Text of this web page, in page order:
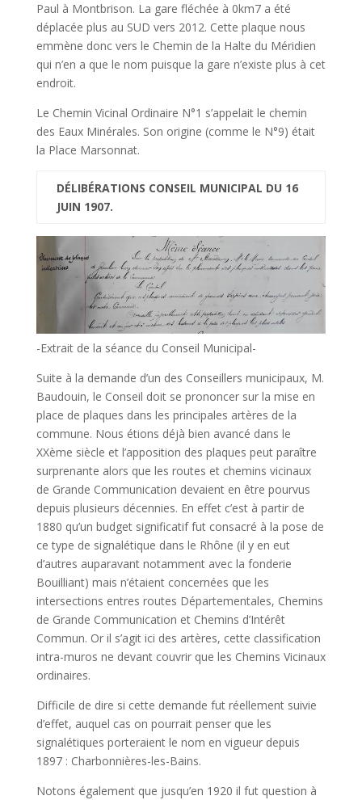
Paul à Montbrison. La gare fléchée à 0km7 a été
déplacée plus au SUD vers 2012. Cette plaque nous
emmène donc vers le Chemin de la Halte du Méridien
qui n’en a que le nom puisque la gare n’existe plus à cet
endroit.
Le Chemin Vicinal Ordinaire N°1 s’appelait le chemin
des Eaux Minérales. Son origine (comme le N°9) était
la Place Marsonnat.
DÉLIBÉRATIONS CONSEIL MUNICIPAL DU 16
JUIN 1907.
-Extrait de la séance du Conseil Municipal-
Suite à la demande d’un des Conseillers municipaux, M.
Baudouin, le Conseil doit se prononcer sur la mise en
place de plaques dans les principales artères de la
commune. Nous étions déjà bien avancé dans le
XXème siècle et l’apposition des plaques peut paraître
surprenante alors que les routes et chemins vicinaux
de Grande Communication devaient en être pourvus
depuis plusieurs décennies. En effet c’est à partir de
1880 qu’un budget significatif fut consacré à la pose de
ce type de signalétique dans le Rhône (il y en eut
d’autres auparavant notamment avec la fonderie
Bouilliant) mais n’étaient concernées que les
intersections entres routes Départementales, Chemins
de Grande Communication et Chemins d’Intérêt
Commun. Or il s’agit ici des artères, cette classification
intra-muros ne devant couvrir que les Chemins Vicinaux
ordinaires.
Difficile de dire si cette demande fut réellement suivie
d’effet, auquel cas on pourrait penser que les
signalétiques porteraient le nom en vigueur depuis
1897 : Charbonnières-les-Bains.
Notons également que jusqu’en 1920 il fut question à